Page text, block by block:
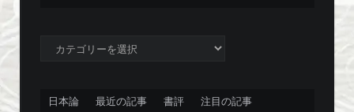
日本論 最近の記事 書評 注目の記事